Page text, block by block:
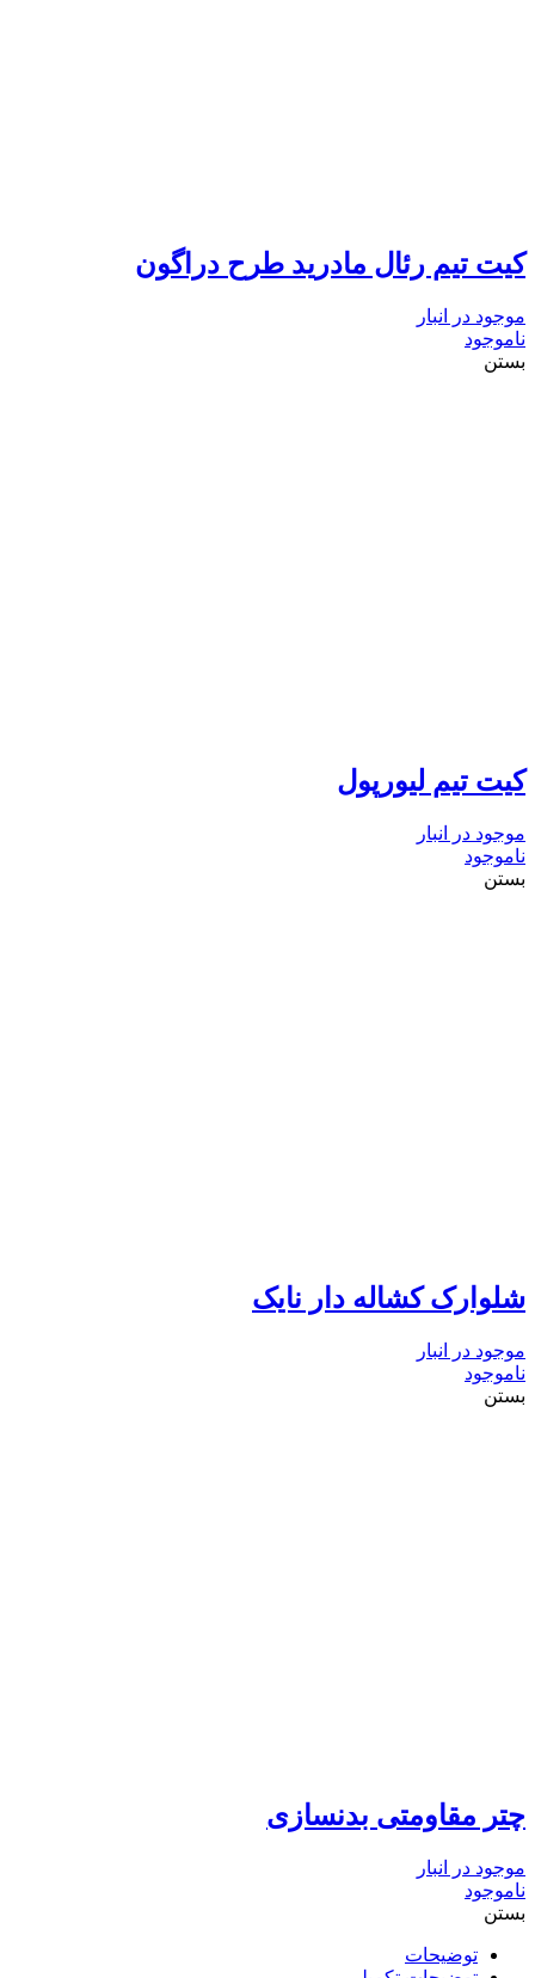
کیت تیم رئال مادرید طرح دراگون
موجود در انبار
ناموجود
بستن
کیت تیم لیورپول
موجود در انبار
ناموجود
بستن
شلوارک کشاله دار نایک
موجود در انبار
ناموجود
بستن
چتر مقاومتی بدنسازی
موجود در انبار
ناموجود
بستن
توضیحات